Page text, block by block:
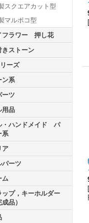
スクエアカット型
マルポコ型
フラワー 押し花
きストーン
ーズ
ン系
ーツ
用品
・ハンドメイド パ
系
ア
パーツ
ム
ップ，キーホルダー
品）
[
[